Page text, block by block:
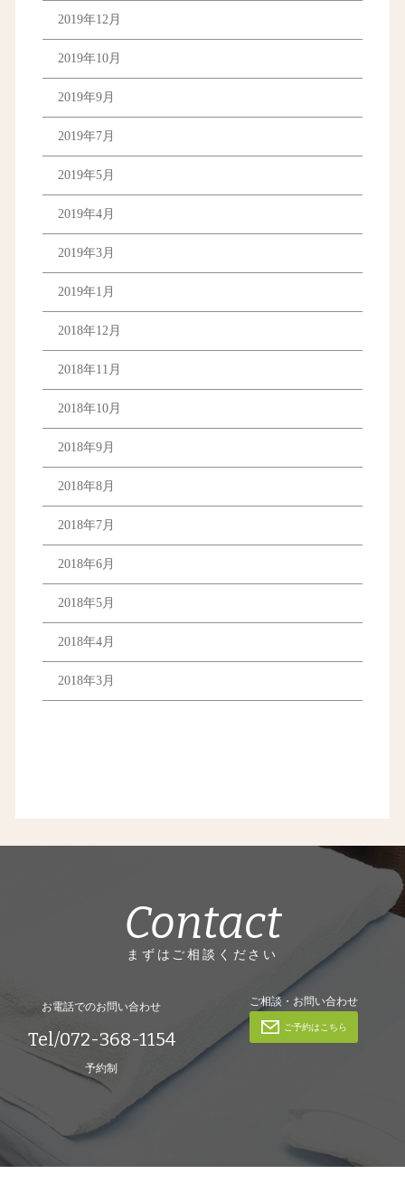
2019年12月
2019年10月
2019年9月
2019年7月
2019年5月
2019年4月
2019年3月
2019年1月
2018年12月
2018年11月
2018年10月
2018年9月
2018年8月
2018年7月
2018年6月
2018年5月
2018年4月
2018年3月
Contact
まずはご相談ください
お電話でのお問い合わせ
Tel/072-368-1154
予約制
ご相談・お問い合わせ
ご予約はこちら